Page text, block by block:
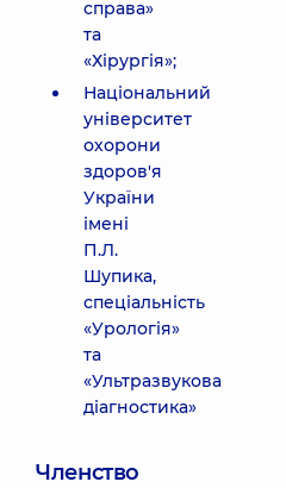
справа»
та
«Хірургія»;
Національний
університет
охорони
здоров'я
України
імені
П.Л.
Шупика,
спеціальність
«Урологія»
та
«Ультразвукова
діагностика»
Членство